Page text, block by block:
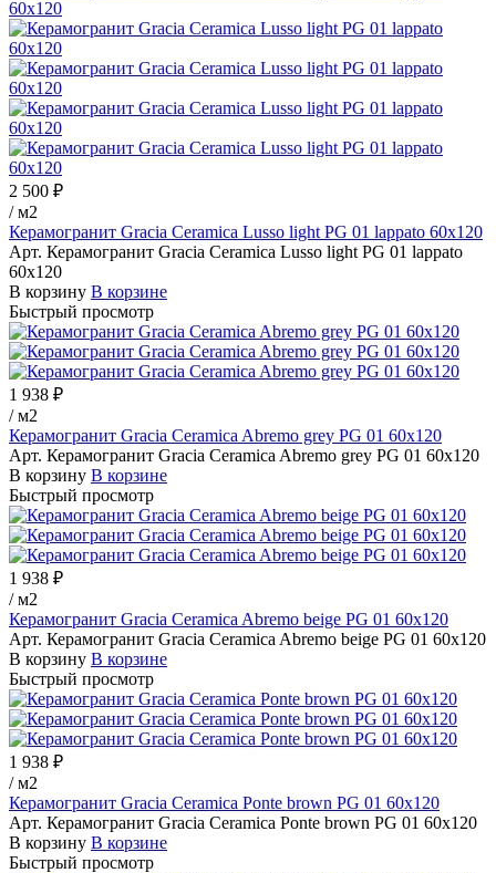
2 500 ₽
/ м2
Керамогранит Gracia Ceramica Lusso light PG 01 lappato 60х120
Арт. Керамогранит Gracia Ceramica Lusso light PG 01 lappato
60х120
В корзину В корзине
Быстрый просмотр
1 938 ₽
/ м2
Керамогранит Gracia Ceramica Abremo grey PG 01 60х120
Арт. Керамогранит Gracia Ceramica Abremo grey PG 01 60х120
В корзину В корзине
Быстрый просмотр
1 938 ₽
/ м2
Керамогранит Gracia Ceramica Abremo beige PG 01 60х120
Арт. Керамогранит Gracia Ceramica Abremo beige PG 01 60х120
В корзину В корзине
Быстрый просмотр
1 938 ₽
/ м2
Керамогранит Gracia Ceramica Ponte brown PG 01 60х120
Арт. Керамогранит Gracia Ceramica Ponte brown PG 01 60х120
В корзину В корзине
Быстрый просмотр